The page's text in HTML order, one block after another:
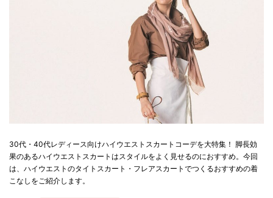
30代・40代レディース向けハイウエストスカートコーデを大特集！ 脚長効
果のあるハイウエストスカートはスタイルをよく見せるのにおすすめ。今回
は、ハイウエストのタイトスカート・フレアスカートでつくるおすすめの着
こなしをご紹介します。